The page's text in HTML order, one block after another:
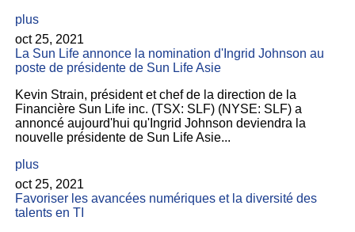
plus
oct 25, 2021
La Sun Life annonce la nomination d'Ingrid Johnson au
poste de présidente de Sun Life Asie
Kevin Strain, président et chef de la direction de la
Financière Sun Life inc. (TSX: SLF) (NYSE: SLF) a
annoncé aujourd'hui qu'Ingrid Johnson deviendra la
nouvelle présidente de Sun Life Asie...
plus
oct 25, 2021
Favoriser les avancées numériques et la diversité des
talents en TI